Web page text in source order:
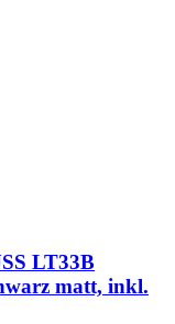
LT33B
matt, inkl.